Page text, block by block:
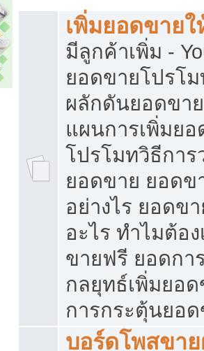
เพิ่มยอดขายใ
มีลูกค้าเพิ่ม -
ยอดขายโปรโ
ผลักดันยอดขา
แผนการเพิ่มย
โปรโมทวิธีการ
ยอดขาย ยอดข
อย่างไร ยอดข
อะไร ทำไมต้อ
ขายฟรี ยอดกา
กลยุทธ์เพิ่มยอ
การกระตุ้นยอ
บอร์ดโพสขา